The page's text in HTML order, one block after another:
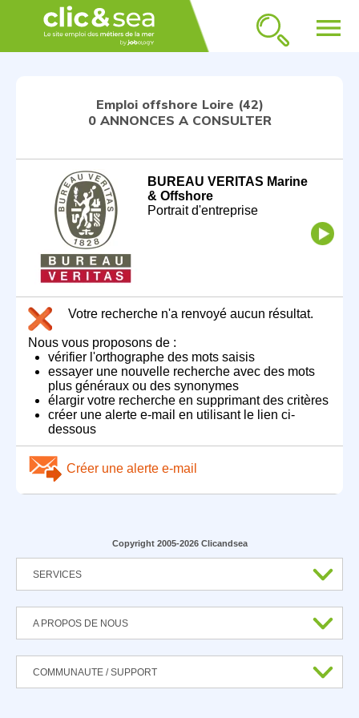
menu
Emploi offshore Loire (42)
0 ANNONCES A CONSULTER
BUREAU VERITAS Marine
& Offshore
Portrait d'entreprise
Votre recherche n'a renvoyé aucun résultat.
Nous vous proposons de :
vérifier l'orthographe des mots saisis
essayer une nouvelle recherche avec des mots
plus généraux ou des synonymes
élargir votre recherche en supprimant des critères
créer une alerte e-mail en utilisant le lien ci-
dessous
Créer une alerte e-mail
Copyright 2005-2026 Clicandsea
SERVICES
A PROPOS DE NOUS
COMMUNAUTE / SUPPORT